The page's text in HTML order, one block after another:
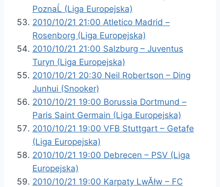
PoznaĹ (Liga Europejska)
2010/10/21 21:00 Atletico Madrid –
Rosenborg (Liga Europejska)
2010/10/21 21:00 Salzburg – Juventus
Turyn (Liga Europejska)
2010/10/21 20:30 Neil Robertson – Ding
Junhui (Snooker)
2010/10/21 19:00 Borussia Dortmund –
Paris Saint Germain (Liga Europejska)
2010/10/21 19:00 VFB Stuttgart – Getafe
(Liga Europejska)
2010/10/21 19:00 Debrecen – PSV (Liga
Europejska)
2010/10/21 19:00 Karpaty LwĂłw – FC